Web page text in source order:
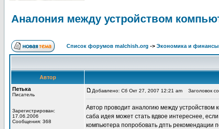
Аналония между устройством
Список форумов malchish.org -> Экономика и финансы
Автор
Петька
Писатель
Зарегистрирован:
17.06.2006
Сообщения: 368
Добавлено: Сб Окт 27, 2007 12:21 am Заголовок
Автор проводит аналогию между устройством
саба идея может стать вдвое интереснее,
компьютера попробовать дпть рекомендации